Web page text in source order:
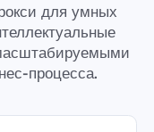
для умных
процесса.